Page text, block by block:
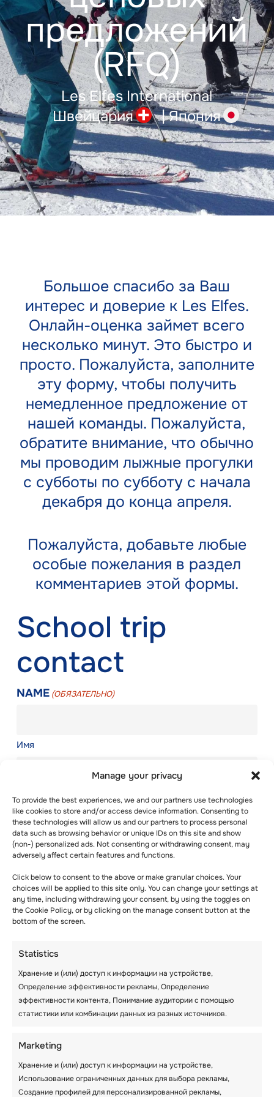
Manage your privacy
To provide the best experiences, we and our partners use technologies
like cookies to store and/or access device information. Consenting to
these technologies will allow us and our partners to process personal
data such as browsing behavior or unique IDs on this site and show
(non-) personalized ads. Not consenting or withdrawing consent, may
adversely affect certain features and functions.
Click below to consent to the above or make granular choices. Your
choices will be applied to this site only. You can change your settings at
any time, including withdrawing your consent, by using the toggles on
the Cookie Policy, or by clicking on the manage consent button at the
bottom of the screen.
Statistics
Хранение и (или) доступ к информации на устройстве,
Определение эффективности рекламы, Определение
эффективности контента, Понимание аудитории с помощью
статистики или комбинации данных из разных источников.
Marketing
Хранение и (или) доступ к информации на устройстве,
Использование ограниченных данных для выбора рекламы,
Создание профилей для персонализированной рекламы,
предложений
(RFQ)
Les Elfes International
Швейцария
|Япония
Большое спасибо за Ваш
интерес и доверие к Les Elfes.
Онлайн-оценка займет всего
несколько минут. Это быстро и
просто. Пожалуйста, заполните
эту форму, чтобы получить
немедленное предложение от
нашей команды. Пожалуйста,
обратите внимание, что обычно
мы проводим лыжные прогулки
с субботы по субботу с начала
декабря до конца апреля.
Пожалуйста, добавьте любые
особые пожелания в раздел
комментариев этой формы.
School trip
contact
NAME (ОБЯЗАТЕЛЬНО)
Имя
Фамилия
EMAIL(ОБЯЗАТЕЛЬНО)
SCHOOL NAME(ОБЯЗАТЕЛЬНО)
(ОБЯЗАТЕЛЬНО)
PREFERRED ARRIVAL DATE (ОБЯЗАТЕЛЬНО)
Day
PREFERRED DEPARTURE DATE(ОБЯЗАТЕЛЬНО)